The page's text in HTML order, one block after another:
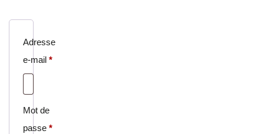
Adresse
e-mail *
Mot de
passe *